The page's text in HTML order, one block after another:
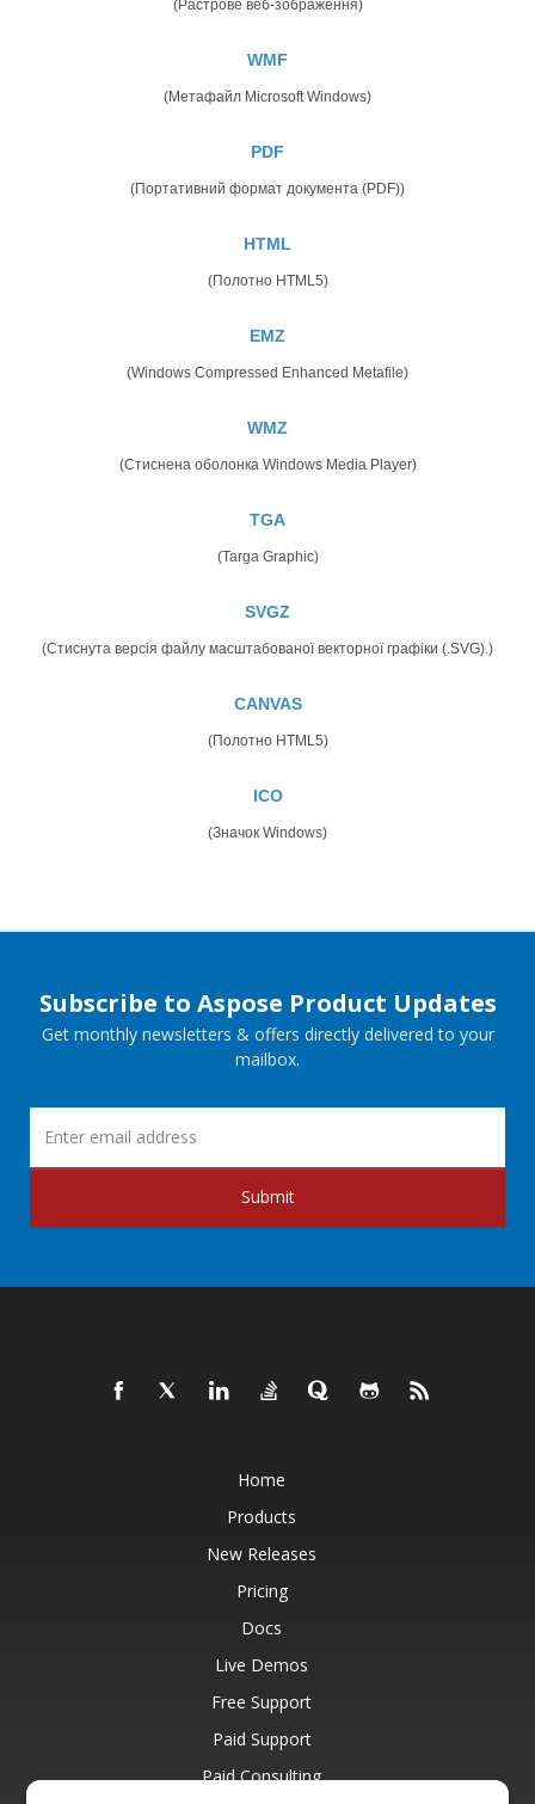
(Растрове веб-зображення)
WMF
(Метафайл Microsoft Windows)
PDF
(Портативний формат документа (PDF))
HTML
(Полотно HTML5)
EMZ
(Windows Compressed Enhanced Metafile)
WMZ
(Стиснена оболонка Windows Media Player)
TGA
(Targa Graphic)
SVGZ
(Стиснута версія файлу масштабованої векторної графіки (.SVG).)
CANVAS
(Полотно HTML5)
ICO
(Значок Windows)
Subscribe to Aspose Product Updates
Get monthly newsletters & offers directly delivered to your
mailbox.
Submit
Home
Products
New Releases
Pricing
Docs
Live Demos
Free Support
Paid Support
Paid Consulting